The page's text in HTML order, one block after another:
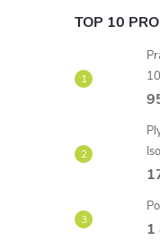
TOP 10
1